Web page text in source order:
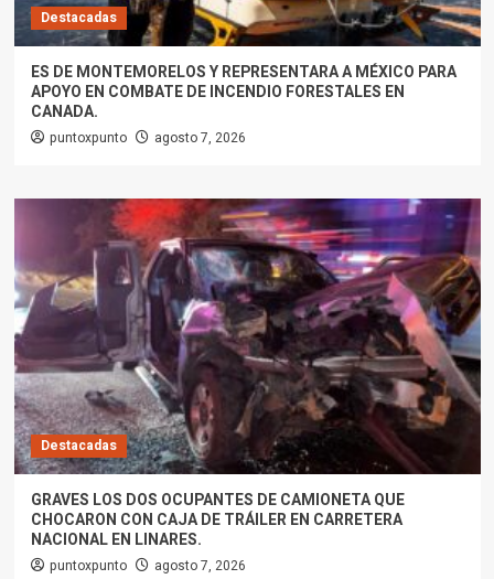
Destacadas
ES DE MONTEMORELOS Y REPRESENTARA A MÉXICO PARA
APOYO EN COMBATE DE INCENDIO FORESTALES EN
CANADA.
puntoxpunto agosto 7, 2026
Destacadas
GRAVES LOS DOS OCUPANTES DE CAMIONETA QUE
CHOCARON CON CAJA DE TRÁILER EN CARRETERA
NACIONAL EN LINARES.
puntoxpunto agosto 7, 2026